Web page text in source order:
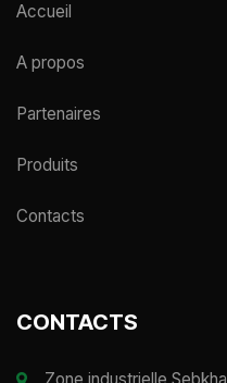
Accueil
A propos
Partenaires
Produits
Contacts
CONTACTS